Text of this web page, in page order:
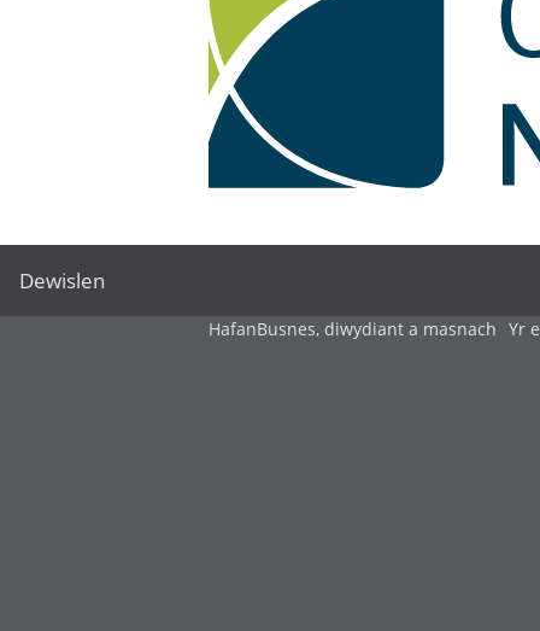
Dewislen
HafanBusnes, diwydiant a masnach Yr